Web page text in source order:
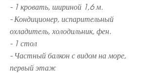
- 1 кровать, шириной 1,6 м.
- Кондиционер, испарительный
охладитель, холодильник, фен.
- 1 стол
- Частный балкон с видом на море,
первый этаж